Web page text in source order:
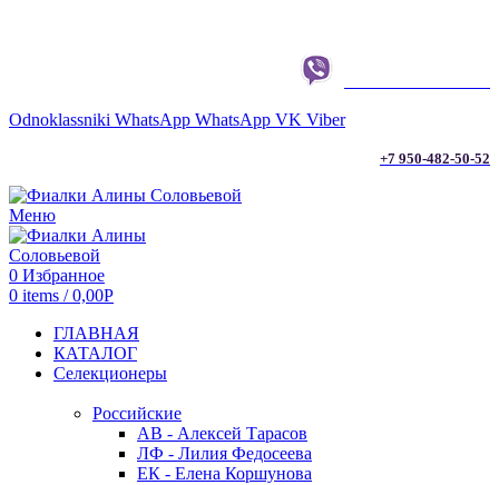
Odnoklassniki WhatsApp WhatsApp VK Viber
+7 950-482-50-52
Меню
0 Избранное
0 items / 0,00Р
ГЛАВНАЯ
КАТАЛОГ
Селекционеры
Российские
АВ - Алексей Тарасов
ЛФ - Лилия Федосеева
ЕК - Елена Коршунова